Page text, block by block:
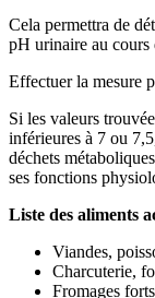
Cela permettra de
pH urinaire au cours
Effectuer la mesure
Si les valeurs
inférieures à 7 ou
déchets
ses fonctions
Liste des aliments
Viandes,
Charcuterie,
Fromages